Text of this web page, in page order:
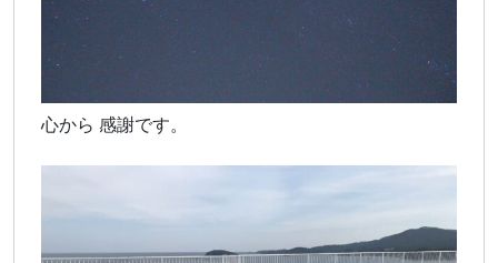
心から 感謝です。